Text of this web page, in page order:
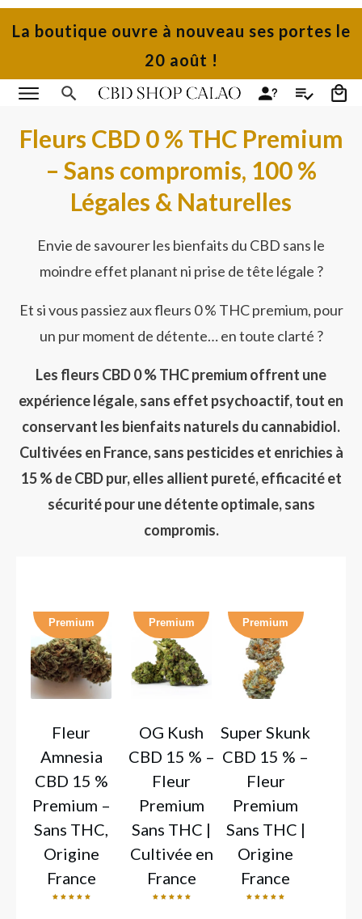
La boutique ouvre à nouveau ses portes le
20 août !
Fleurs CBD 0 % THC Premium
– Sans compromis, 100 %
Légales & Naturelles
Envie de savourer les bienfaits du CBD sans le
moindre effet planant ni prise de tête légale ?
Et si vous passiez aux fleurs 0 % THC premium, pour
un pur moment de détente… en toute clarté ?
Les fleurs CBD 0 % THC premium offrent une
expérience légale, sans effet psychoactif, tout en
conservant les bienfaits naturels du cannabidiol.
Cultivées en France, sans pesticides et enrichies à
15 % de CBD pur, elles allient pureté, efficacité et
sécurité pour une détente optimale, sans
compromis.
Premium
Fleur
Amnesia
CBD 15 %
Premium –
Sans THC,
Origine
France
Premium
OG Kush
CBD 15 % –
Fleur
Premium
Sans THC |
Cultivée en
France
Premium
Super Skunk
CBD 15 % –
Fleur
Premium
Sans THC |
Origine
France